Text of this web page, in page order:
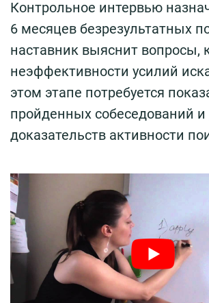
Контрольное интервью
6 месяцев безрезультатных
наставник выяснит вопросы,
неэффективности усилий
этом этапе потребуется
пройденных собеседований и
доказательств активности